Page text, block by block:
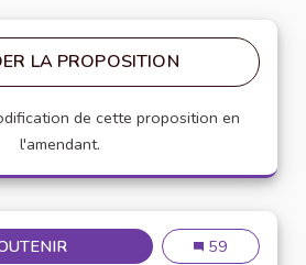
LA PROPOSITION
de cette proposition en
l'amendant.
PARITÉ HOMMES FEMMES
Parité hommes
59